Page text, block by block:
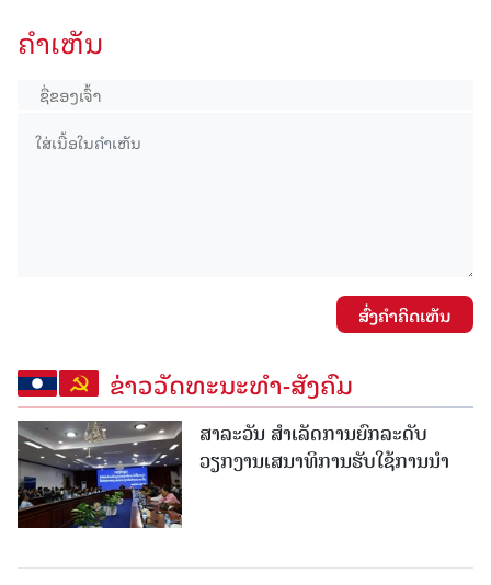
ຄໍາເຫັນ
ສົ່ງຄໍາຄິດເຫັນ
ຂ່າວວັດທະນະທຳ-ສັງຄົມ
ສາລະວັນ ສໍາເລັດການຍົກລະດັບ
ວຽກງານເສນາທິການຮັບໃຊ້ການນໍາ